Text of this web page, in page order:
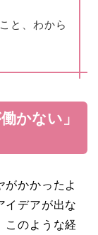
と、わから
かない」
がかかったよ
イデアが出な
このような経